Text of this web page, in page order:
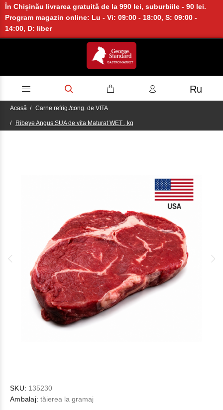
În Chișinău livrarea gratuită de la 990 lei, suburbiile - 90 lei.
Program magazin online: Lu - Vi: 09:00 - 18:00, S: 09:00 -
14:00, D: liber
Ru
Acasă Carne refrig./cong. de VITA
Ribeye Angus SUA de vita Maturat WET , kg
SKU: 135230
Ambalaj: tăierea la gramaj